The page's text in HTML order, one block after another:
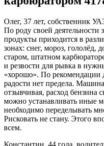
Олег, 37 лет, собственник
По роду своей деятельности
продукты приходится в
зонах: снег, мороз, гололёд,
старом, штатном
и резвости для рывка в
«хорошо». По рекомендации
радости нет предела. Машина
отзывчивая, расход бензина
можно устанавливать иные
необходимо переделывать
Рисковать не стану. Этого
всем.